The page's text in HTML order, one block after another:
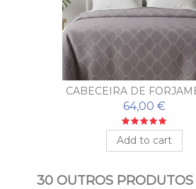
CABECEIRA DE
BARATO MODELO
64,00 €
Add to cart
30 OUTROS